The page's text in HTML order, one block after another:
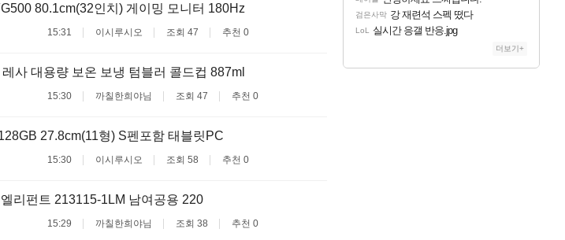
80.1cm(32인치) 게이밍 모니터 180Hz
15:31 이시루시오 조회 47 추천 0
사 대용량 보온 보냉 텀블러 콜드컵 887ml
15:30 까칠한희야님 조회 47 추천 0
27.8cm(11형) S펜포함 태블릿PC
15:30 이시루시오 조회 58 추천 0
리펀트 213115-1LM 남여공용 220
15:29 까칠한희야님 조회 38 추천 0
검은사막 강 재련석 스펙 떴다
LoL 실시간 응갤 반응.jpg
더보기+